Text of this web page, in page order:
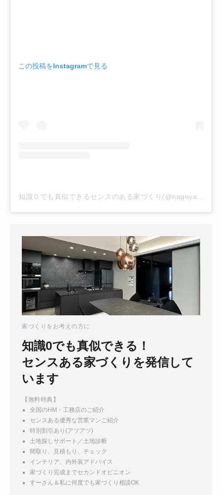
この投稿をInstagramで見る
知識０でも真似できるセンスのある家づくり(@nagoya.home)がシェアした投稿
家づくりをお考えの方に
知識0でも真似できる！
センスある家づくりを発信して
います
【無料特典】
全国のHM・工務店のご紹介
センスある優秀な営業マンご紹介
特別割引あり(アツアツ)
土地探しサポート／土地診断
間取り、見積もり、チェック
インテリア、内外装アドバイス
家づくり完成までセカンドオピニオン
すーさん＆私に何度でも家づくり相談OK